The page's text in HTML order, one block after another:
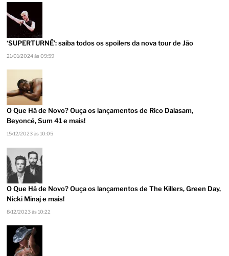
‘SUPERTURNÊ’: saiba todos os spoilers da nova tour de Jão
21/01/2024 às 09:59
O Que Há de Novo? Ouça os lançamentos de Rico Dalasam,
Beyoncé, Sum 41 e mais!
15/12/2023 às 10:05
O Que Há de Novo? Ouça os lançamentos de The Killers, Green Day,
Nicki Minaj e mais!
8/12/2023 às 10:22